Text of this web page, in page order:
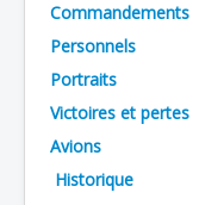
Avions
Personnels
Formation
Doctrines
Commandements
Personnels
Portraits
Victoires et pertes
Avions
Historique